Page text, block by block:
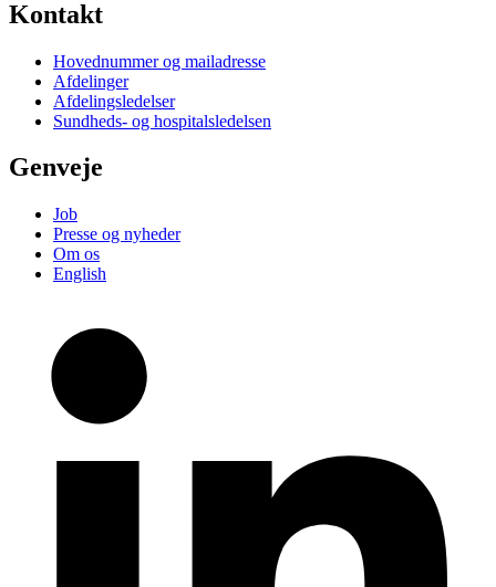
Kontakt
Hovednummer og mailadresse
Afdelinger
Afdelingsledelser
Sundheds- og hospitalsledelsen
Genveje
Job
Presse og nyheder
Om os
English